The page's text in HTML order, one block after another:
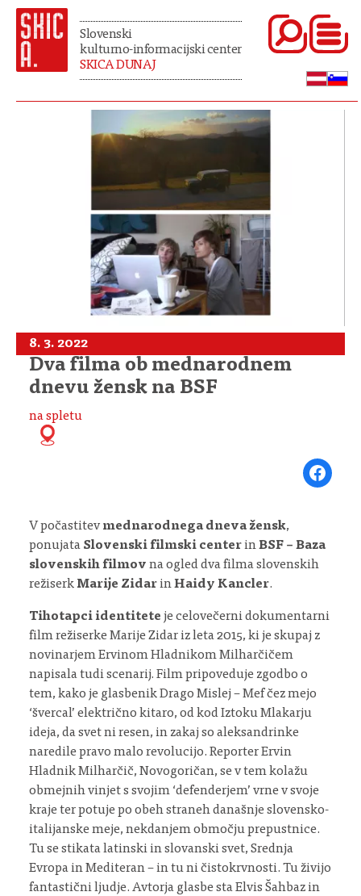
Slovenski
kulturno-informacijski center
SKICA DUNAJ
8. 3. 2022
Dva filma ob mednarodnem
dnevu žensk na BSF
na spletu
Share on
V počastitev mednarodnega dneva žensk,
ponujata Slovenski filmski centerinBSF – Baza
slovenskih filmov na ogled dva filma slovenskih
režiserkMarije ZidarinHaidy Kancler.
Tihotapci identitete je celovečerni dokumentarni
film režiserke Marije Zidar iz leta 2015, ki je skupaj z
novinarjem Ervinom Hladnikom Milharčičem
napisala tudi scenarij. Film pripoveduje zgodbo o
tem, kako je glasbenik Drago Mislej – Mef čez mejo
‘švercal’ električno kitaro, od kod Iztoku Mlakarju
ideja, da svet ni resen, in zakaj so aleksandrinke
naredile pravo malo revolucijo. Reporter Ervin
Hladnik Milharčič, Novogoričan, se v tem kolažu
obmejnih vinjet s svojim ‘defenderjem’ vrne v svoje
kraje ter potuje po obeh straneh današnje slovensko-
italijanske meje, nekdanjem območju prepustnice.
Tu se stikata latinski in slovanski svet, Srednja
Evropa in Mediteran – in tu ni čistokrvnosti. Tu živijo
fantastični ljudje. Avtorja glasbe sta Elvis Šahbaz in